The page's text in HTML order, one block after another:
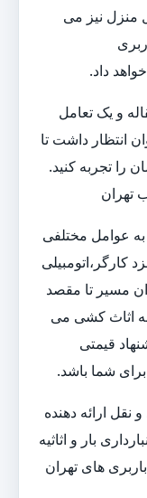
منزل نیز می
داد.
و یک تعامل
انتظار داشت تا
را تجربه کنید.
تهران
عوامل مختلفی
کارگر،اتومبیلی
مسیر تا مقصد
اثاث کشی می
قیمتی
شما باشد.
نقل ارائه دهنده
بار و اثاثیه
های تهران